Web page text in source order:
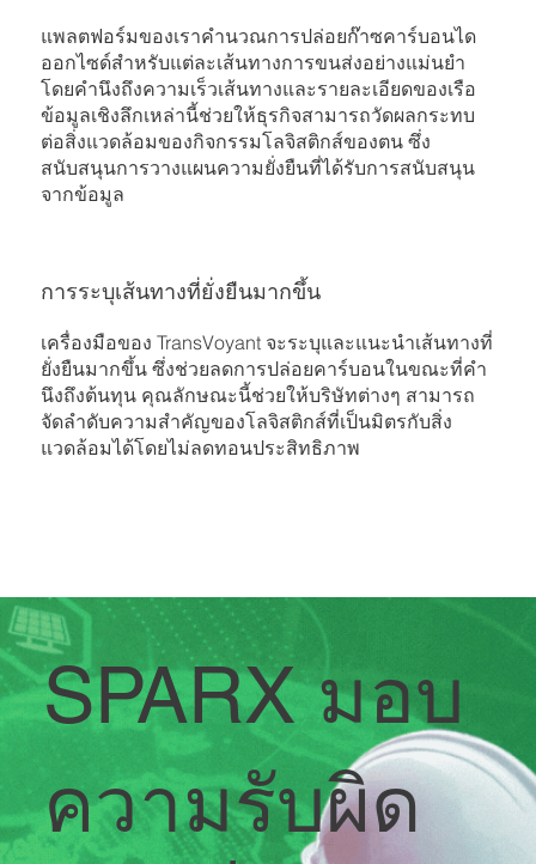
แพลตฟอร์มของเราคํานวณการปล่อยก๊าซคาร์บอนได
ออกไซด์สําหรับแต่ละเส้นทางการขนส่งอย่างแม่นยํา
โดยคํานึงถึงความเร็วเส้นทางและรายละเอียดของเรือ
ข้อมูลเชิงลึกเหล่านี้ช่วยให้ธุรกิจสามารถวัดผลกระทบ
ต่อสิ่งแวดล้อมของกิจกรรมโลจิสติกส์ของตน ซึ่ง
สนับสนุนการวางแผนความยั่งยืนที่ได้รับการสนับสนุน
จากข้อมูล
การระบุเส้นทางที่ยั่งยืนมากขึ้น
เครื่องมือของ TransVoyant จะระบุและแนะนําเส้นทางที่
ยั่งยืนมากขึ้น ซึ่งช่วยลดการปล่อยคาร์บอนในขณะที่คํา
นึงถึงต้นทุน คุณลักษณะนี้ช่วยให้บริษัทต่างๆ สามารถ
จัดลําดับความสําคัญของโลจิสติกส์ที่เป็นมิตรกับสิ่ง
แวดล้อมได้โดยไม่ลดทอนประสิทธิภาพ
SPARX มอบ
ความรับผิด